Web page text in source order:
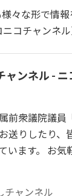
々な形で情
コチャンネル
ャンネル -
前衆議院議員
送りしたり、
います。 お気
チャンネル